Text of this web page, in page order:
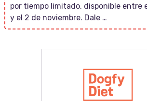
por tiempo limitado, disponible entre
y el 2 de noviembre. Dale …